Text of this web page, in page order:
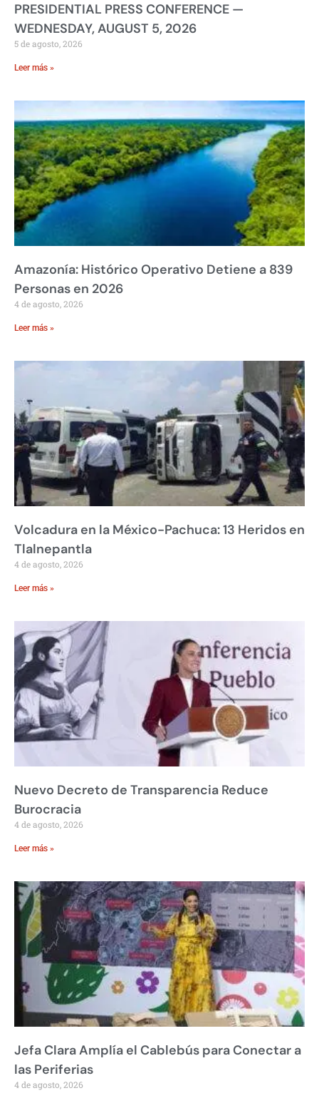
PRESIDENTIAL PRESS CONFERENCE —
WEDNESDAY, AUGUST 5, 2026
5 de agosto, 2026
Leer más »
Amazonía: Histórico Operativo Detiene a 839
Personas en 2026
4 de agosto, 2026
Leer más »
Volcadura en la México-Pachuca: 13 Heridos en
Tlalnepantla
4 de agosto, 2026
Leer más »
Nuevo Decreto de Transparencia Reduce
Burocracia
4 de agosto, 2026
Leer más »
Jefa Clara Amplía el Cablebús para Conectar a
las Periferias
4 de agosto, 2026